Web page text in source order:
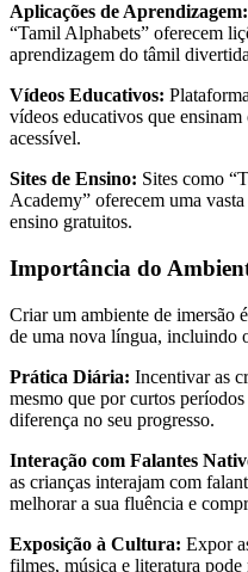
Aplicações de Aprendizagem:
“Tamil Alphabets” oferecem
aprendizagem do tâmil
Vídeos Educativos:
vídeos educativos que
acessível.
Sites de Ensino: Sites como
Academy” oferecem uma
ensino gratuitos.
Importância do
Criar um ambiente de imersão
de uma nova língua, incluindo
Prática Diária: Incentivar as
mesmo que por curtos
diferença no seu progresso.
Interação com Falantes
as crianças interajam com
melhorar a sua fluência e
Exposição à Cultura: Expor
filmes, música e literatura